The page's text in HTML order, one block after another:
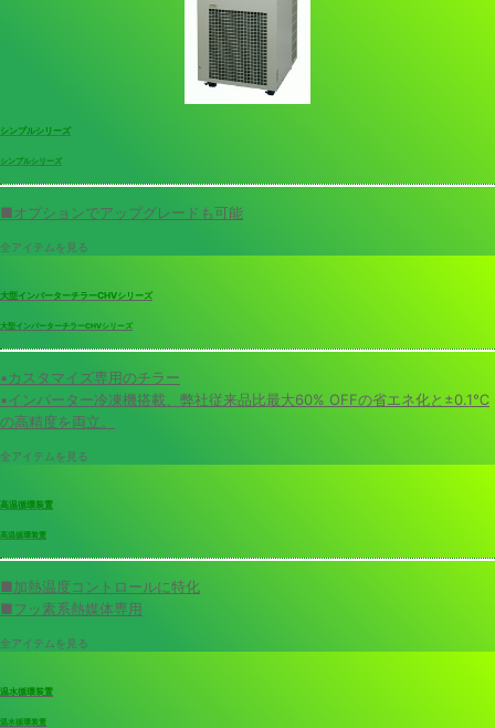
シンプルシリーズ
シンプルシリーズ
■オプションでアップグレードも可能
全アイテムを見る
大型インバーターチラーCHVシリーズ
大型インバーターチラーCHVシリーズ
▪️カスタマイズ専用のチラー
▪️インバーター冷凍機搭載、弊社従来品比最大60% OFFの省エネ化と±0.1℃
の高精度を両立。
全アイテムを見る
高温循環装置
高温循環装置
■加熱温度コントロールに特化
■フッ素系熱媒体専用
全アイテムを見る
温水循環装置
温水循環装置